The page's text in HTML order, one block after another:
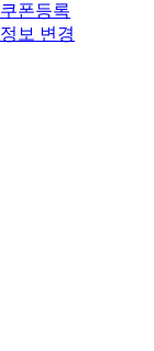
쿠폰등록
정보 변경